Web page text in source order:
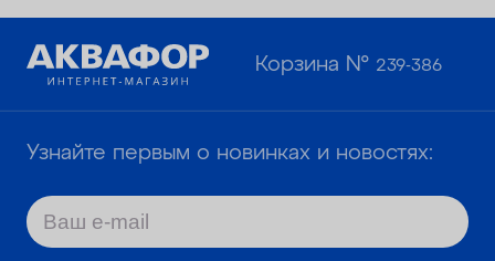
Корзина № 239-386
Узнайте первым о новинках и новостях: